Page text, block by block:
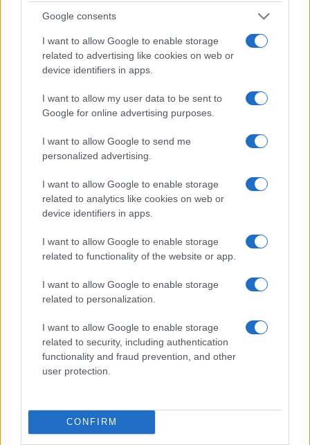
Google consents
I want to allow Google to enable storage
related to advertising like cookies on web or
device identifiers in apps.
I want to allow my user data to be sent to
Google for online advertising purposes.
I want to allow Google to send me
personalized advertising.
I want to allow Google to enable storage
related to analytics like cookies on web or
device identifiers in apps.
I want to allow Google to enable storage
related to functionality of the website or app.
I want to allow Google to enable storage
related to personalization.
I want to allow Google to enable storage
related to security, including authentication
functionality and fraud prevention, and other
user protection.
CONFIRM
Brent cae un 8.3% y arrastra a las materias primas en agosto
Lucía Herrera · 6 Ago 2026
NEWS
El petróleo Brent cae un 8.46% y arrastra a las materias
Lucía Herrera · 5 Ago 2026